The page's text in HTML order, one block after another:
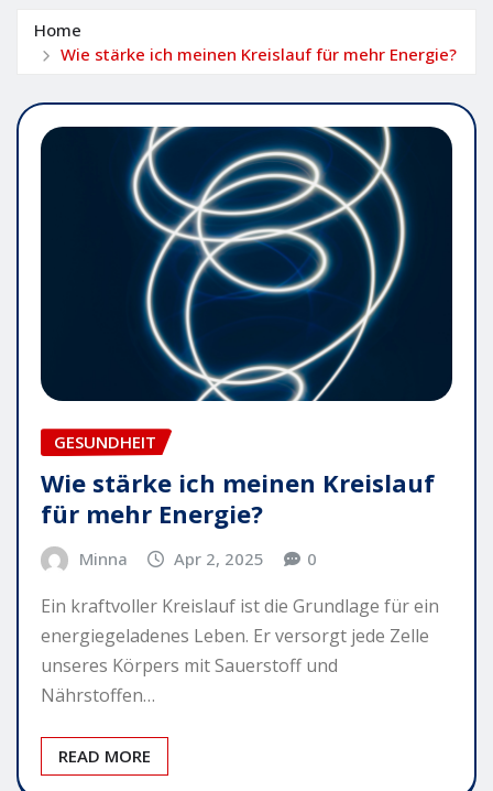
Home
Wie stärke ich meinen Kreislauf für mehr Energie?
GESUNDHEIT
Wie stärke ich meinen Kreislauf
für mehr Energie?
Minna Apr 2, 2025 0
Ein kraftvoller Kreislauf ist die Grundlage für ein
energiegeladenes Leben. Er versorgt jede Zelle
unseres Körpers mit Sauerstoff und
Nährstoffen…
READ MORE